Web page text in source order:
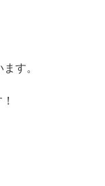
す。